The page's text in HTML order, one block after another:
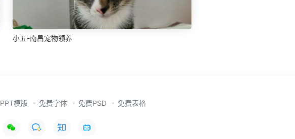
小五-南昌宠物领养
PPT模版 免费字体 免费PSD 免费表格